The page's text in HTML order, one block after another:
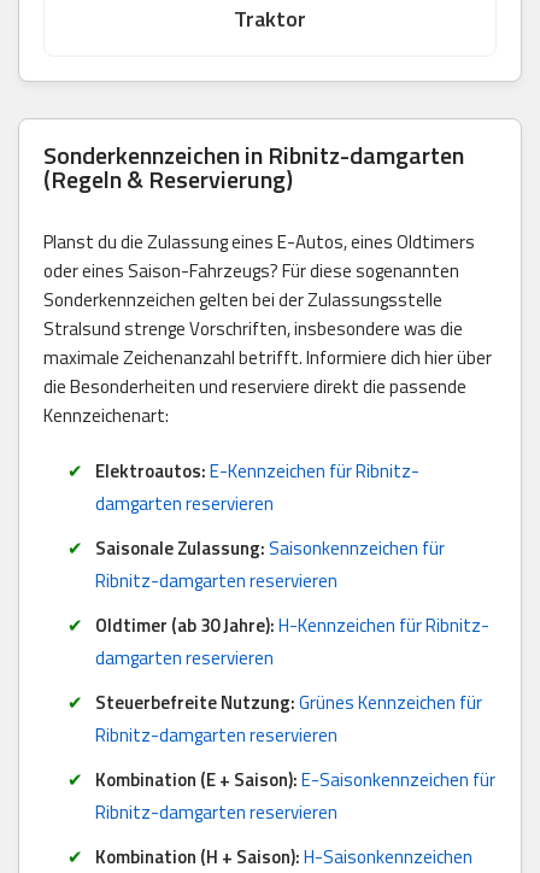
Traktor
Sonderkennzeichen in Ribnitz-damgarten
(Regeln & Reservierung)
Planst du die Zulassung eines E-Autos, eines Oldtimers
oder eines Saison-Fahrzeugs? Für diese sogenannten
Sonderkennzeichen gelten bei der Zulassungsstelle
Stralsund strenge Vorschriften, insbesondere was die
maximale Zeichenanzahl betrifft. Informiere dich hier über
die Besonderheiten und reserviere direkt die passende
Kennzeichenart:
Elektroautos:E-Kennzeichen für Ribnitz-
damgarten reservieren
Saisonale Zulassung:Saisonkennzeichen für
Ribnitz-damgarten reservieren
Oldtimer (ab 30 Jahre):H-Kennzeichen für Ribnitz-
damgarten reservieren
Steuerbefreite Nutzung:Grünes Kennzeichen für
Ribnitz-damgarten reservieren
Kombination (E + Saison):E-Saisonkennzeichen für
Ribnitz-damgarten reservieren
Kombination (H + Saison):H-Saisonkennzeichen